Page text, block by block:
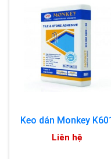
Keo dán Monkey
Liên hệ